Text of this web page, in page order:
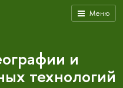
Меню
и
технологий